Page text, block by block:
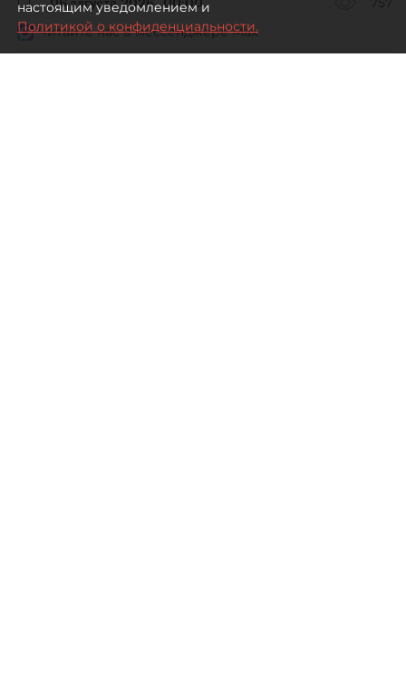
Читайте нас в мессенджере Max
настоящим уведомлением и
Политикой о конфиденциальности.